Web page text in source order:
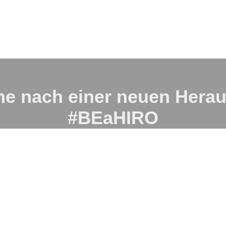
nach einer neuen
#BEaHIRO